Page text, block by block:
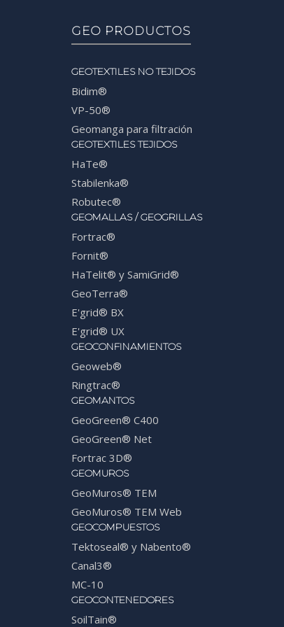
GEO PRODUCTOS
GEOTEXTILES NO TEJIDOS
Bidim®
VP-50®
Geomanga para filtración
GEOTEXTILES TEJIDOS
HaTe®
Stabilenka®
Robutec®
GEOMALLAS / GEOGRILLAS
Fortrac®
Fornit®
HaTelit® y SamiGrid®
GeoTerra®
E'grid® BX
E'grid® UX
GEOCONFINAMIENTOS
Geoweb®
Ringtrac®
GEOMANTOS
GeoGreen® C400
GeoGreen® Net
Fortrac 3D®
GEOMUROS
GeoMuros® TEM
GeoMuros® TEM Web
GEOCOMPUESTOS
Tektoseal® y Nabento®
Canal3®
MC-10
GEOCONTENEDORES
SoilTain®